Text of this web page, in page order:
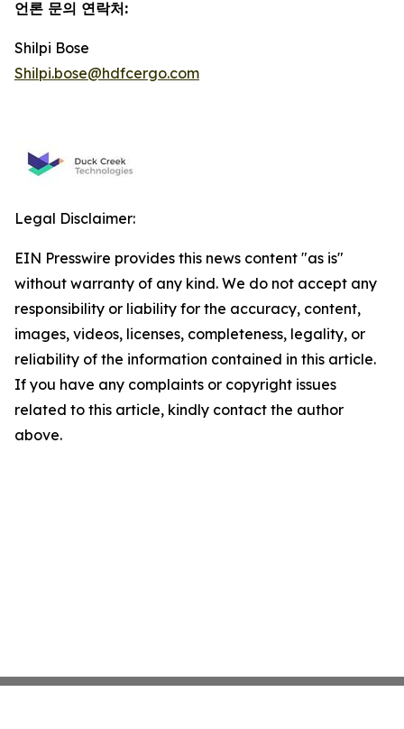
언론 문의 연락처:
Shilpi Bose
Shilpi.bose@hdfcergo.com
Legal Disclaimer:
EIN Presswire provides this news content "as is"
without warranty of any kind. We do not accept any
responsibility or liability for the accuracy, content,
images, videos, licenses, completeness, legality, or
reliability of the information contained in this article.
If you have any complaints or copyright issues
related to this article, kindly contact the author
above.